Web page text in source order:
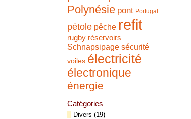
Polynésie pont Portugal
pétole pêche refit
rugby réservoirs
Schnapsipage sécurité
voiles électricité
électronique
énergie
Catégories
Divers (19)